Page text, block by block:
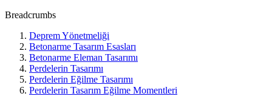
Breadcrumbs
Deprem Yönetmeliği
Betonarme Tasarım Esasları
Betonarme Eleman Tasarımı
Perdelerin Tasarımı
Perdelerin Eğilme Tasarımı
Perdelerin Tasarım Eğilme Momentleri